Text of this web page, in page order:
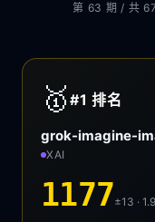
第 63 期 / 共
🥇 #1排名
grok-imagine-
XAI
1177±13 ·